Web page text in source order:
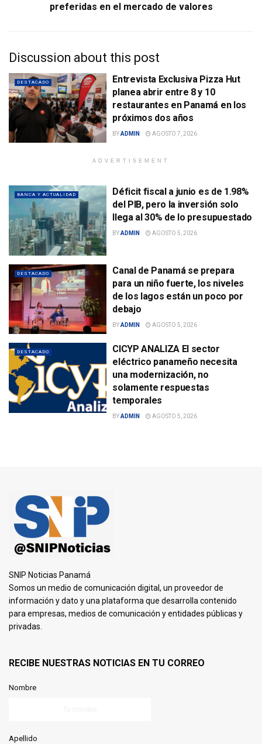
preferidas en el mercado de valores
Discussion about this post
DESTACADO
Entrevista Exclusiva Pizza Hut
planea abrir entre 8 y 10
restaurantes en Panamá en los
próximos dos años
BYADMIN AGOSTO 7, 2026
ADVERTISEMENT
BANCA Y ACTUALIDAD
Déficit fiscal a junio es de 1.98%
del PIB, pero la inversión solo
llega al 30% de lo presupuestado
BYADMIN AGOSTO 5, 2026
DESTACADO
Canal de Panamá se prepara
para un niño fuerte, los niveles
de los lagos están un poco por
debajo
BYADMIN AGOSTO 5, 2026
DESTACADO
CICYP ANALIZA El sector
eléctrico panameño necesita
una modernización, no
solamente respuestas
temporales
BYADMIN AGOSTO 5, 2026
SNIP Noticias Panamá
Somos un medio de comunicación digital, un proveedor de
información y dato y una plataforma que desarrolla contenido
para empresas, medios de comunicación y entidades públicas y
privadas.
RECIBE NUESTRAS NOTICIAS EN TU CORREO
Nombre
Apellido